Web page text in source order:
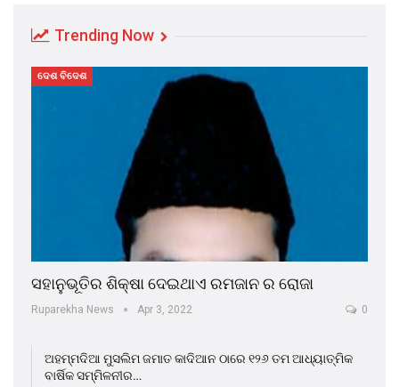
Trending Now
ଦେଶ ବିଦେଶ
ସହାନୁଭୂତିର ଶିକ୍ଷା ଦେଇଥାଏ ରମଜାନ ର ରୋଜା
Ruparekha News Apr 3, 2022 0
ଅହମ୍ମଦିଆ ମୁସଲିମ ଜମାତ କାଦିଆନ ଠାରେ ୧୨୬ ତମ ଆଧ୍ୟାତ୍ମିକ
ବାର୍ଷିକ ସମ୍ମିଳନୀର…